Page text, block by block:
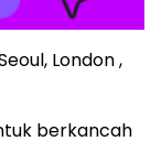
London ,
berkancah